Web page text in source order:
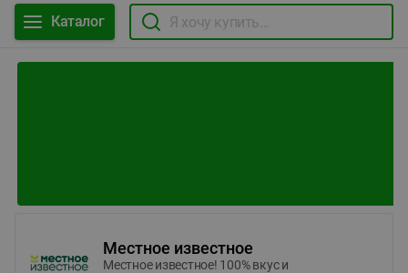
Каталог
Местное известное
Местное известное! 100% вкус и